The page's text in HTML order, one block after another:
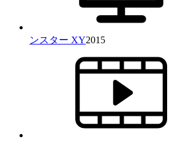
ンスター XY2015